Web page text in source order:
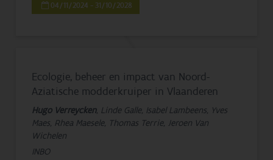
04/11/2024 - 31/10/2028
Ecologie, beheer en impact van Noord-
Aziatische modderkruiper in Vlaanderen
Hugo Verreycken, Linde Galle, Isabel Lambeens, Yves
Maes, Rhea Maesele, Thomas Terrie, Jeroen Van
Wichelen
INBO